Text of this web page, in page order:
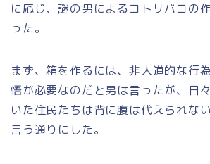
に応じ、謎の男によるコトリバコの
った。
まず、箱を作るには、非人道的な行
悟が必要なのだと男は言ったが、日
いた住民たちは背に腹は代えられな
言う通りにした。